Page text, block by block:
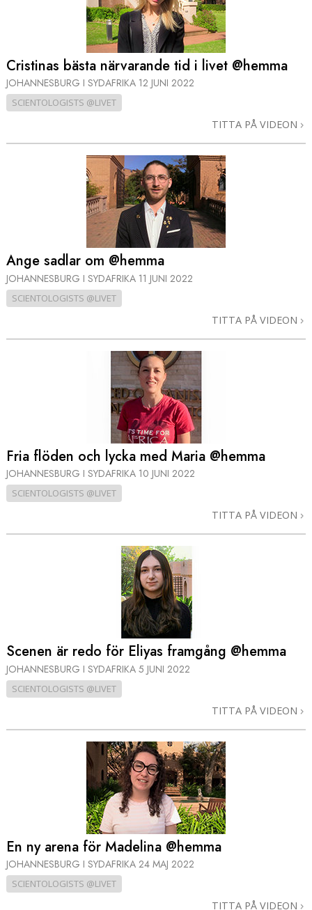
Cristinas bästa närvarande tid i livet @hemma
JOHANNESBURG I SYDAFRIKA 12 JUNI 2022
SCIENTOLOGISTS @LIVET
TITTA PÅ VIDEON
Ange sadlar om @hemma
JOHANNESBURG I SYDAFRIKA 11 JUNI 2022
SCIENTOLOGISTS @LIVET
TITTA PÅ VIDEON
Fria flöden och lycka med Maria @hemma
JOHANNESBURG I SYDAFRIKA 10 JUNI 2022
SCIENTOLOGISTS @LIVET
TITTA PÅ VIDEON
Scenen är redo för Eliyas framgång @hemma
JOHANNESBURG I SYDAFRIKA 5 JUNI 2022
SCIENTOLOGISTS @LIVET
TITTA PÅ VIDEON
En ny arena för Madelina @hemma
JOHANNESBURG I SYDAFRIKA 24 MAJ 2022
SCIENTOLOGISTS @LIVET
TITTA PÅ VIDEON